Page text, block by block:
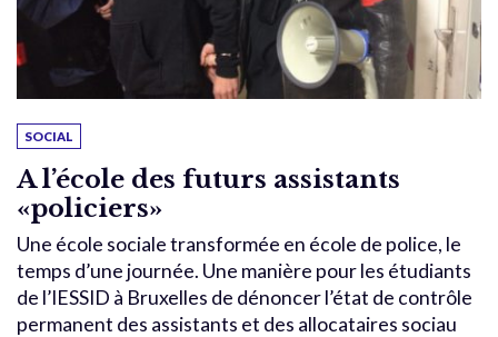
SOCIAL
A l’école des futurs assistants
«policiers»
Une école sociale transformée en école de police, le
temps d’une journée. Une manière pour les étudiants
de l’IESSID à Bruxelles de dénoncer l’état de contrôle
permanent des assistants et des allocataires sociau